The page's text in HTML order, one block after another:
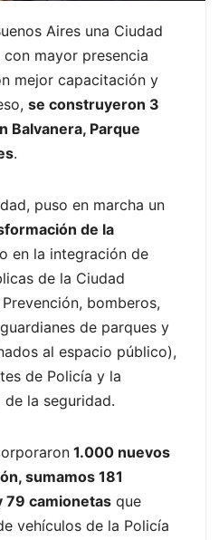
Aires una Ciudad
mayor presencia
mejor capacitación y
se construyeron 3
Balvanera, Parque
.
puso en marcha un
de la
en la integración de
de la Ciudad
bomberos,
de parques y
al espacio público),
de Policía y la
la seguridad.
1.000 nuevos
sumamos 181
79 camionetas que
vehículos de la Policía